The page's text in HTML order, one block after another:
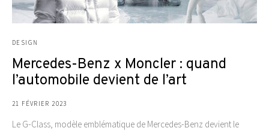
DESIGN
Mercedes-Benz x Moncler : quand
l’automobile devient de l’art
21 FÉVRIER 2023
Le G-Class, modèle emblématique de Mercedes-Benz devient le